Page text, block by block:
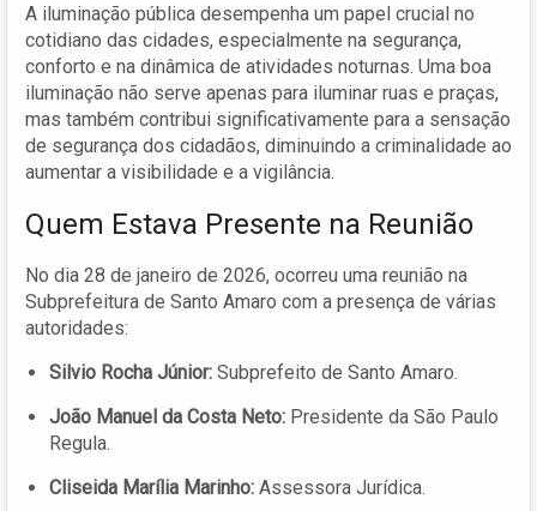
A iluminação pública desempenha um papel crucial no
cotidiano das cidades, especialmente na segurança,
conforto e na dinâmica de atividades noturnas. Uma boa
iluminação não serve apenas para iluminar ruas e praças,
mas também contribui significativamente para a sensação
de segurança dos cidadãos, diminuindo a criminalidade ao
aumentar a visibilidade e a vigilância.
Quem Estava Presente na Reunião
No dia 28 de janeiro de 2026, ocorreu uma reunião na
Subprefeitura de Santo Amaro com a presença de várias
autoridades:
Silvio Rocha Júnior: Subprefeito de Santo Amaro.
João Manuel da Costa Neto: Presidente da São Paulo
Regula.
Cliseida Marília Marinho: Assessora Jurídica.